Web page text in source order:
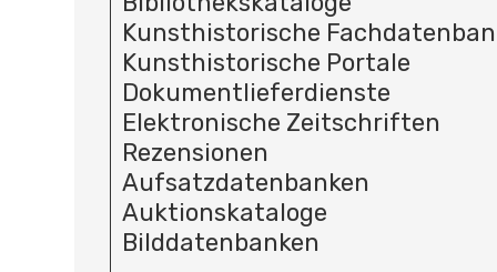
Kunsthistorische
Kunsthistorische Portale
Dokumentlieferdienste
Elektronische Zeitschriften
Rezensionen
Aufsatzdatenbanken
Auktionskataloge
Bilddatenbanken